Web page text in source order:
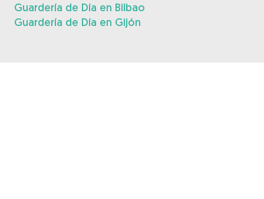
Guardería de Día en Bilbao
Guardería de Día en Gijón